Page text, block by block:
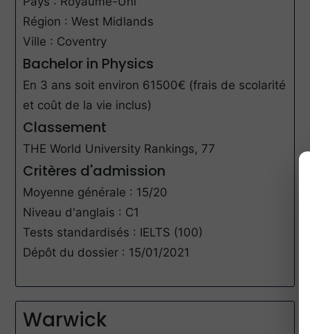
Région : West Midlands
Ville : Coventry
Bachelor in Physics
En 3 ans soit environ 61500€ (frais de scolarité
et coût de la vie inclus)
Classement
THE World University Rankings, 77
Critères d'admission
Moyenne générale : 15/20
Niveau d'anglais : C1
Tests standardisés : IELTS (100)
Dépôt du dossier : 15/01/2021
Warwick